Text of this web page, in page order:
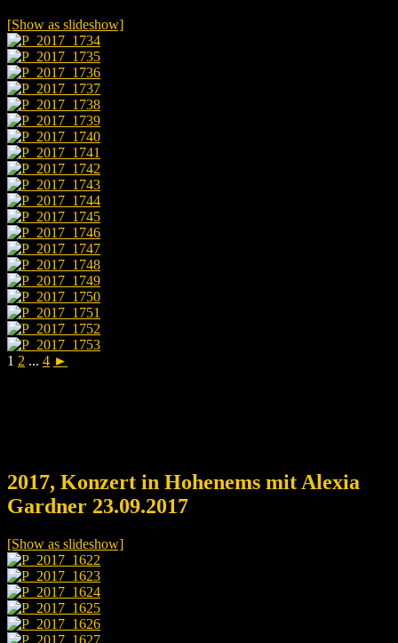
[Show as slideshow]
1 2 ... 4 ►
2017, Konzert in Hohenems mit Alexia
Gardner 23.09.2017
[Show as slideshow]